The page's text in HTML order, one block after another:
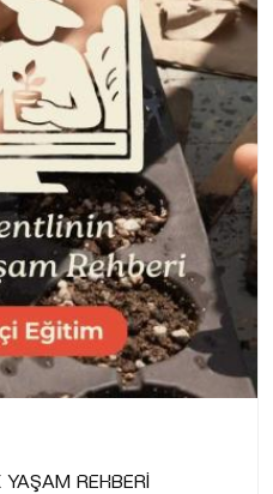
Rehberi